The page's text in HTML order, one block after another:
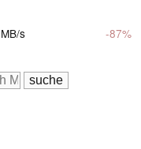
MB/s -87%